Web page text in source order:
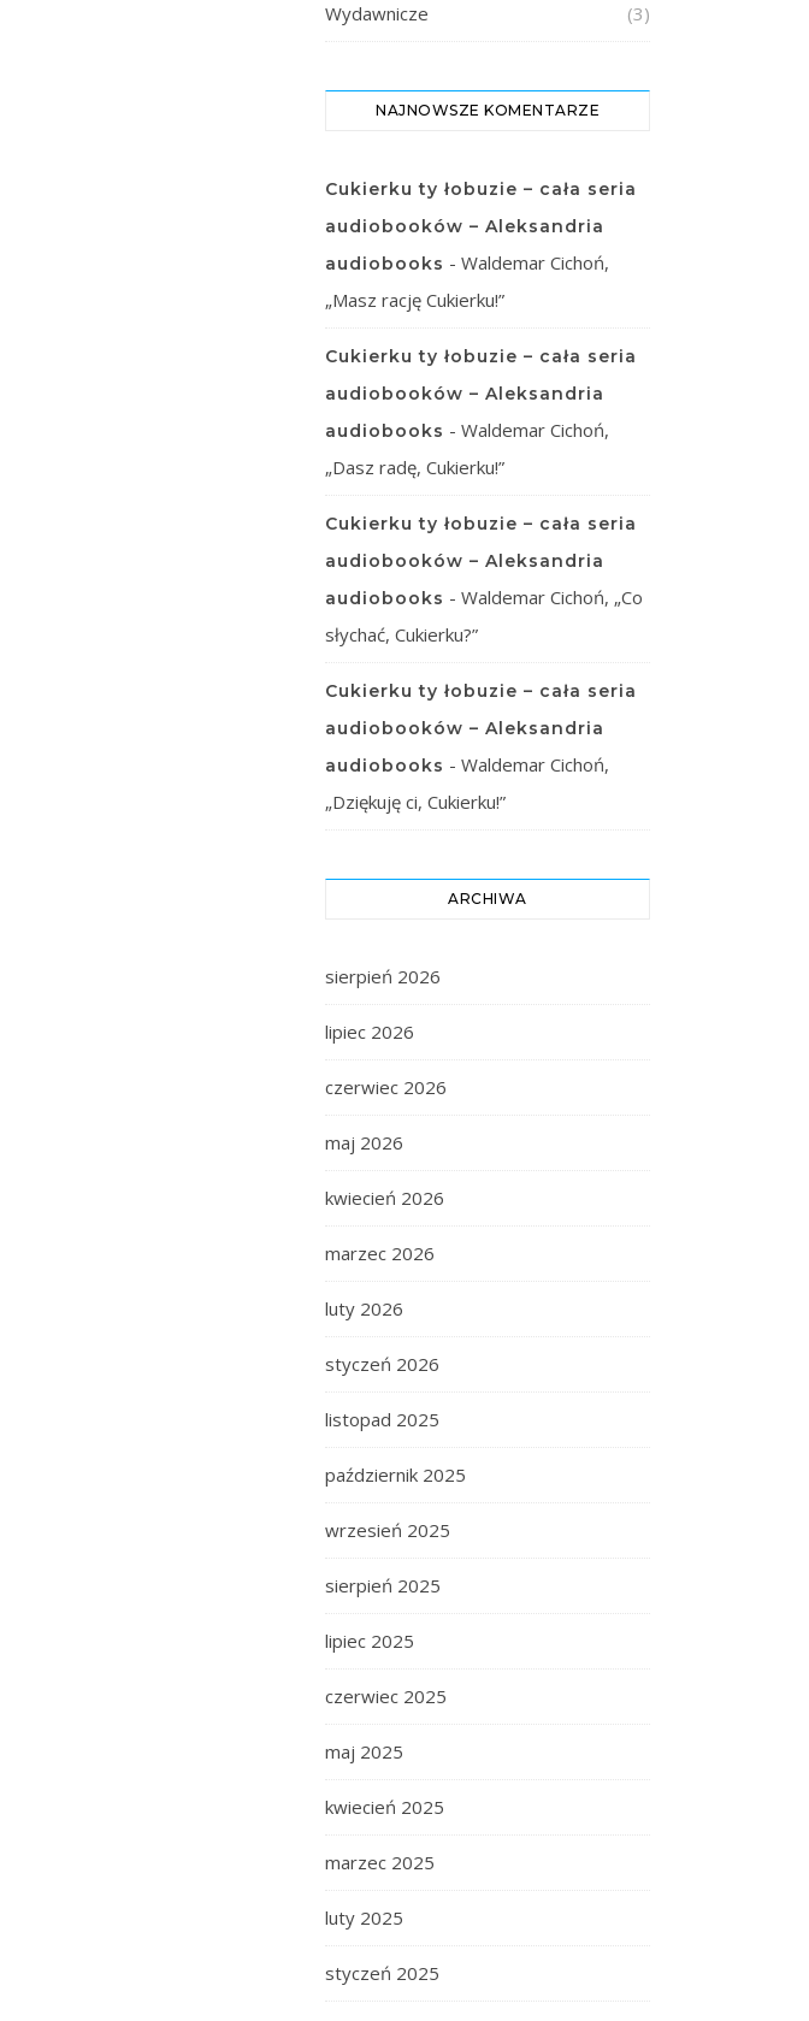
Wydawnicze (3)
NAJNOWSZE KOMENTARZE
Cukierku ty łobuzie – cała seria
audiobooków – Aleksandria
audiobooks - Waldemar Cichoń,
„Masz rację Cukierku!”
Cukierku ty łobuzie – cała seria
audiobooków – Aleksandria
audiobooks - Waldemar Cichoń,
„Dasz radę, Cukierku!”
Cukierku ty łobuzie – cała seria
audiobooków – Aleksandria
audiobooks - Waldemar Cichoń, „Co
słychać, Cukierku?”
Cukierku ty łobuzie – cała seria
audiobooków – Aleksandria
audiobooks - Waldemar Cichoń,
„Dziękuję ci, Cukierku!”
ARCHIWA
sierpień 2026
lipiec 2026
czerwiec 2026
maj 2026
kwiecień 2026
marzec 2026
luty 2026
styczeń 2026
listopad 2025
październik 2025
wrzesień 2025
sierpień 2025
lipiec 2025
czerwiec 2025
maj 2025
kwiecień 2025
marzec 2025
luty 2025
styczeń 2025